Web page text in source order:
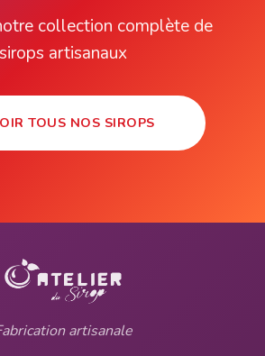
collection complète de
sirops artisanaux
TOUS NOS SIROPS
artisanale